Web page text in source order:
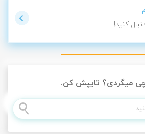
کنید!
چی میگردی؟ تایپش کن.